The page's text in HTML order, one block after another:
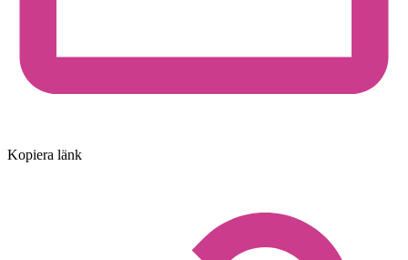
Kopiera länk